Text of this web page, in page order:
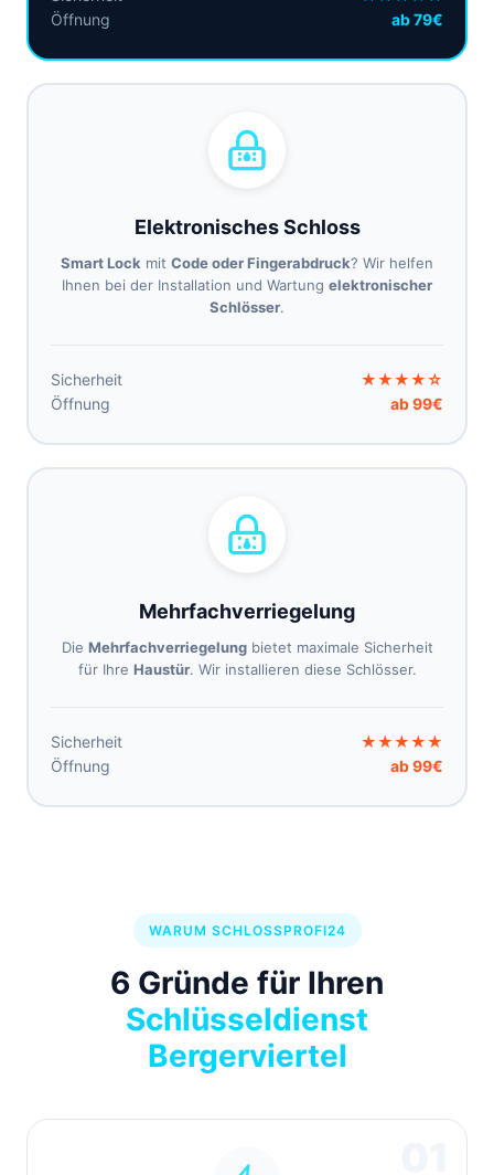
Öffnung
ab 79€
Elektronisches Schloss
Smart Lock mit Code oder Fingerabdruck? Wir helfen
Ihnen bei der Installation und Wartung elektronischer
Schlösser.
Sicherheit
★★★★☆
Öffnung
ab 99€
Mehrfachverriegelung
Die Mehrfachverriegelungbietet maximale Sicherheit
für Ihre Haustür. Wir installieren diese Schlösser.
Sicherheit
★★★★★
Öffnung
ab 99€
WARUM SCHLOSSPROFI24
6 Gründe für Ihren
Schlüsseldienst
Bergerviertel